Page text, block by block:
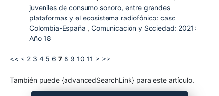
juveniles de consumo sonoro, entre grandes
plataformas y el ecosistema radiofónico: caso
Colombia-España , Comunicación y Sociedad: 2021:
Año 18
<< < 2 3 4 5 6 7 8 9 10 11 > >>
También puede {advancedSearchLink} para este artículo.